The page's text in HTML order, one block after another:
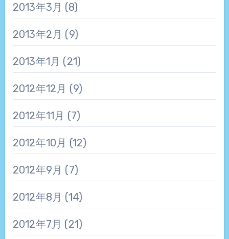
2013年3月 (8)
2013年2月 (9)
2013年1月 (21)
2012年12月 (9)
2012年11月 (7)
2012年10月 (12)
2012年9月 (7)
2012年8月 (14)
2012年7月 (21)